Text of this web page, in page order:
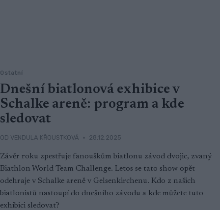
Ostatní
Dnešní biatlonová exhibice v
Schalke areně: program a kde
sledovat
OD VENDULA KŘOUSTKOVÁ 28.12.2025
Závěr roku zpestřuje fanouškům biatlonu závod dvojic, zvaný
Biathlon World Team Challenge. Letos se tato show opět
odehraje v Schalke areně v Gelsenkirchenu. Kdo z našich
biatlonistů nastoupí do dnešního závodu a kde můžete tuto
exhibici sledovat?